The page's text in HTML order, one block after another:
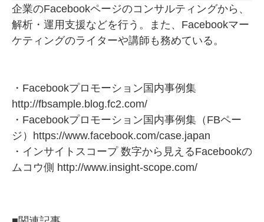
企業のFacebookページのコンサルティングから、
解析・運用支援などを行う。また、Facebookマー
ケティングのライターや講師も務めている。
・Facebookプロモーション国内事例集
http://fbsample.blog.fc2.com/
・Facebookプロモーション国内事例集（FBペー
ジ） https://www.facebook.com/case.japan
・インサイトスコープ 数字から見えるFacebookの
ムコウ側 http://www.insight-scope.com/